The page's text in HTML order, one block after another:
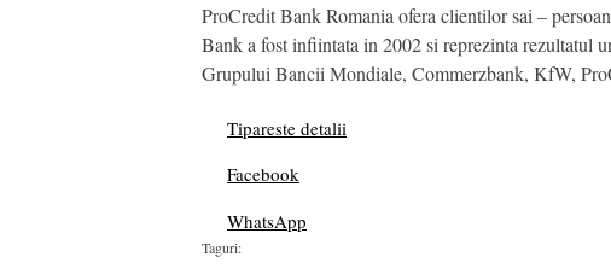
ProCredit Bank Romania ofera clientilor sai –
Bank a fost infiintata in 2002 si reprezinta rezultatul
Grupului Bancii Mondiale, Commerzbank, KfW,
Tipareste detalii
Facebook
WhatsApp
Taguri: